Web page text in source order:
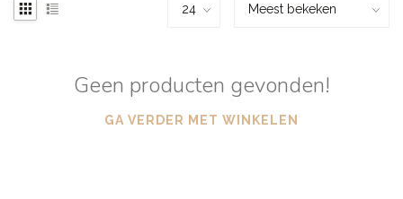
Geen producten gevonden!
GA VERDER MET WINKELEN